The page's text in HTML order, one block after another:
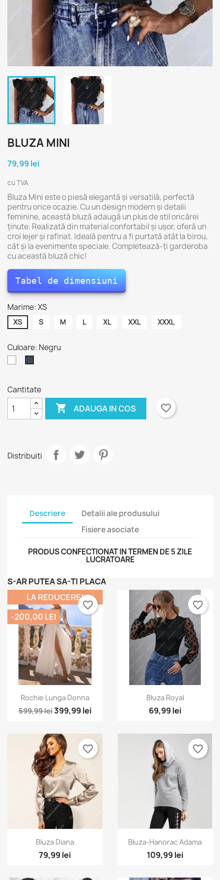
Creeaza o lista de dorinte ×
BLUZA MINI
79,99 lei
cu TVA
Bluza Mini este o piesă elegantă și versatilă, perfectă
pentru orice ocazie. Cu un design modern și detalii
feminine, această bluză adaugă un plus de stil oricărei
ținute. Realizată din material confortabil și ușor, oferă un
croi lejer și rafinat. Ideală pentru a fi purtată atât la birou,
cât și la evenimente speciale. Completează-ți garderoba
cu această bluză chic!
Tabel de dimensiuni
Marime: XS
XS S M L XL XXL XXXL
Culoare: Negru
Cantitate
 ADAUGA IN COS favorite_border
Distribuiti
Descriere
Detalii ale produsului
Fisiere asociate
PRODUS CONFECTIONAT IN TERMEN DE 5 ZILE
LUCRATOARE
S-AR PUTEA SA-TI PLACA
Vizualizare rapida
Rochie Lunga Donna
599,99 lei399,99 lei
LA REDUCERE!
-200,00 LEI
favorite_border
Vizualizare rapida
Bluza Royal
69,99 lei
favorite_border
Vizualizare rapida
Bluza Diana
79,99 lei
favorite_border
Vizualizare rapida
Bluza-Hanorac Adama
109,99 lei
favorite_border